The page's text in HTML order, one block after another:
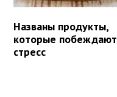
Названы продукты,
которые побеждают
стресс